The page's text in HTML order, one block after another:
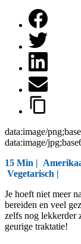
data:image/
data:image/
15 Min |
Vegetarisch |
Je hoeft niet meer
bereiden en veel
zelfs nog lekkerder
geurige traktatie!